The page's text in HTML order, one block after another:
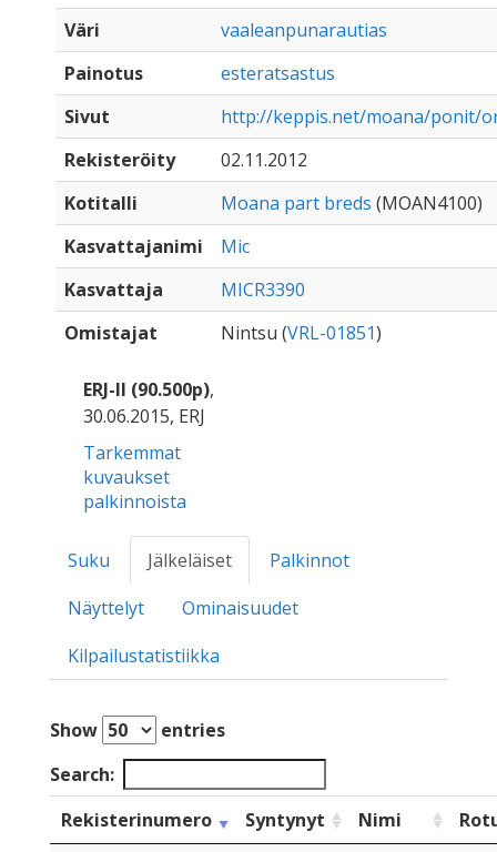
Väri
vaaleanpunarautias
Painotus
esteratsastus
Sivut
http://keppis.net/moana/ponit/
Rekisteröity
02.11.2012
Kotitalli
Moana part breds (MOAN4100)
Kasvattajanimi
Mic
Kasvattaja
MICR3390
Omistajat
Nintsu (VRL-01851)
ERJ-II (90.500p),
30.06.2015, ERJ
Tarkemmat
kuvaukset
palkinnoista
Suku Jälkeläiset
Palkinnot
Näyttelyt
Ominaisuudet
Kilpailustatistiikka
Show
entries
Search:
Rekisterinumero
Syntynyt Nimi